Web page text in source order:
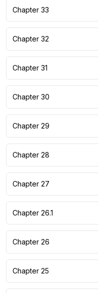
Chapter 33
Chapter 32
Chapter 31
Chapter 30
Chapter 29
Chapter 28
Chapter 27
Chapter 26.1
Chapter 26
Chapter 25